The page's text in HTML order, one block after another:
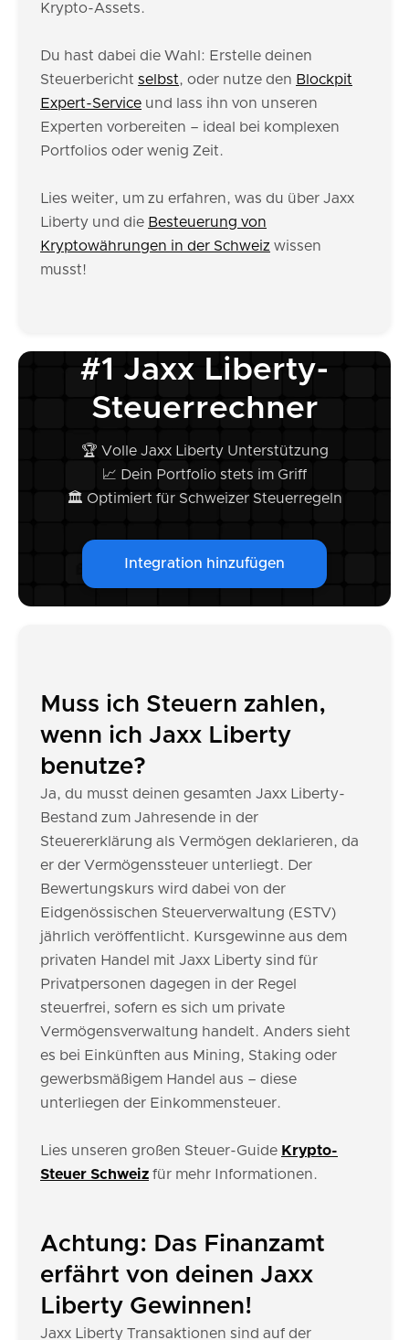
Krypto-Assets.
Du hast dabei die Wahl: Erstelle deinen
Steuerbericht selbst, oder nutze den Blockpit
Expert-Service und lass ihn von unseren
Experten vorbereiten – ideal bei komplexen
Portfolios oder wenig Zeit.
Lies weiter, um zu erfahren, was du über Jaxx
Liberty und die Besteuerung von
Kryptowährungen in der Schweiz wissen
musst!
#1 Jaxx Liberty-
Steuerrechner
🏆 Volle Jaxx Liberty Unterstützung
📈 Dein Portfolio stets im Griff
🏛️ Optimiert für Schweizer Steuerregeln
Integration hinzufügen
Muss ich Steuern zahlen,
wenn ich Jaxx Liberty
benutze?
Ja, du musst deinen gesamten Jaxx Liberty-
Bestand zum Jahresende in der
Steuererklärung als Vermögen deklarieren, da
er der Vermögenssteuer unterliegt. Der
Bewertungskurs wird dabei von der
Eidgenössischen Steuerverwaltung (ESTV)
jährlich veröffentlicht. Kursgewinne aus dem
privaten Handel mit Jaxx Liberty sind für
Privatpersonen dagegen in der Regel
steuerfrei, sofern es sich um private
Vermögensverwaltung handelt. Anders sieht
es bei Einkünften aus Mining, Staking oder
gewerbsmäßigem Handel aus – diese
unterliegen der Einkommensteuer.
Lies unseren großen Steuer-Guide Krypto-
Steuer Schweiz für mehr Informationen.
Achtung: Das Finanzamt
erfährt von deinen Jaxx
Liberty Gewinnen!
Jaxx Liberty Transaktionen sind auf der